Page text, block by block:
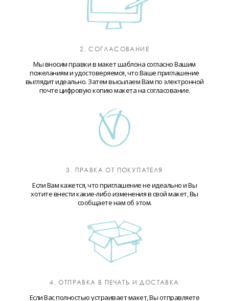
2. СОГЛАСОВАНИЕ
Мы вносим правки в макет шаблона согласно Вашим
пожеланиям и удостоверяемся, что Ваше приглашение
выглядит идеально. Затем высылаем Вам по электронной
почте цифровую копию макета на согласование.
3. ПРАВКА ОТ ПОКУПАТЕЛЯ
Если Вам кажется, что приглашение не идеально и Вы
хотите внести какие-либо изменения в свой макет, Вы
сообщаете нам об этом.
4. ОТПРАВКА В ПЕЧАТЬ И ДОСТАВКА
Если Вас полностью устраивает макет, Вы отправляете